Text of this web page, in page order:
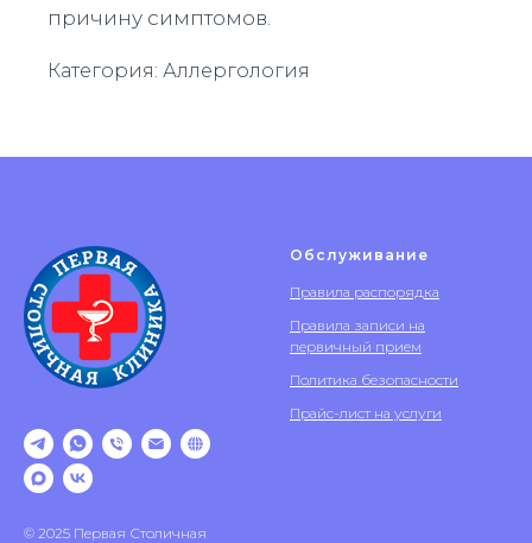
причину симптомов.
Категория: Аллергология
© 2025 Первая Столичная
Обслуживание
Правила распорядка
Правила записи на
первичный прием
Политика безопасности
Прайс-лист на услуги